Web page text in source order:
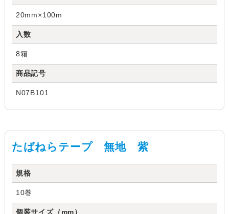
20mm×100m
入数
8箱
商品記号
N07B101
たばねらテープ 無地 紫
規格
10巻
個装サイズ（mm）